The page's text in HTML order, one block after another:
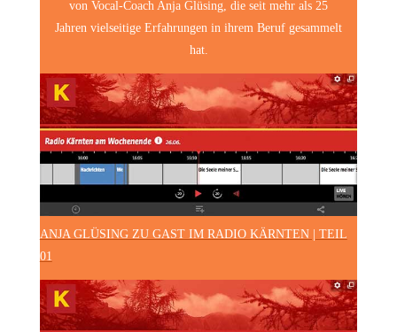
von Vocal-Coach Anja Glüsing, die seit mehr als 25
Jahren vielseitige Erfahrungen in ihrem Beruf gesammelt
hat.
ANJA GLÜSING ZU GAST IM RADIO KÄRNTEN | TEIL
01